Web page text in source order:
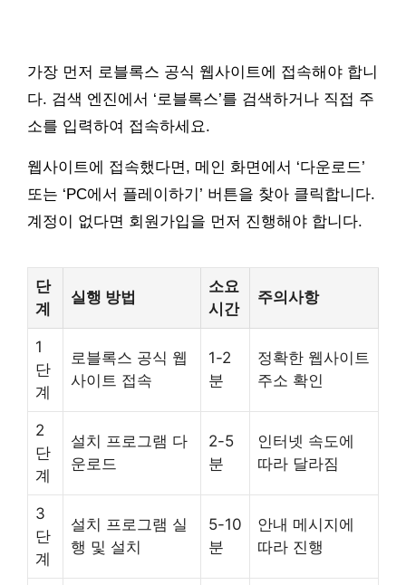
가장 먼저 로블록스 공식 웹사이트에 접속해야 합니
다. 검색 엔진에서 ‘로블록스’를 검색하거나 직접 주
소를 입력하여 접속하세요.
웹사이트에 접속했다면, 메인 화면에서 ‘다운로드’
또는 ‘PC에서 플레이하기’ 버튼을 찾아 클릭합니다.
계정이 없다면 회원가입을 먼저 진행해야 합니다.
단
계
실행 방법
소요
시간
주의사항
1
단
계
로블록스 공식 웹
사이트 접속
1-2
분
정확한 웹사이트
주소 확인
2
단
계
설치 프로그램 다
운로드
2-5
분
인터넷 속도에
따라 달라짐
3
단
계
설치 프로그램 실
행 및 설치
5-10
분
안내 메시지에
따라 진행